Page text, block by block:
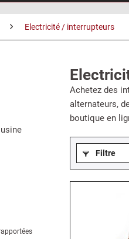
Electricité / interrupteurs
Achetez des
alternateurs,
boutique en
Filtre